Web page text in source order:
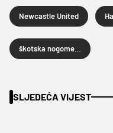
Newcastle United
SLJEDEĆA VIJEST